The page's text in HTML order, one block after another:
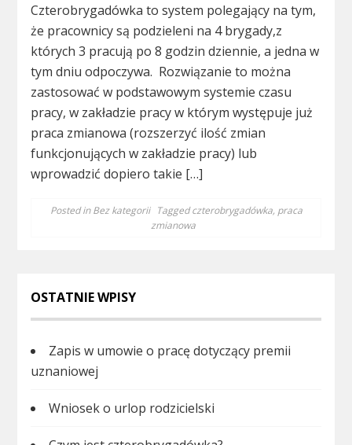
Czterobrygadówka to system polegający na tym,
że pracownicy są podzieleni na 4 brygady,z
których 3 pracują po 8 godzin dziennie, a jedna w
tym dniu odpoczywa. Rozwiązanie to można
zastosować w podstawowym systemie czasu
pracy, w zakładzie pracy w którym występuje już
praca zmianowa (rozszerzyć ilość zmian
funkcjonujących w zakładzie pracy) lub
wprowadzić dopiero takie […]
Posted inBez kategorii Taggedczterobrygadówka, praca
zmianowa
OSTATNIE WPISY
Zapis w umowie o pracę dotyczący premii
uznaniowej
Wniosek o urlop rodzicielski